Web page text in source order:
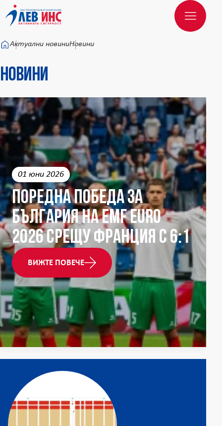
Към основното съдържание
Актуални новиниНовини
Новини
01 юни 2026
Поредна победа за
България на EMF EURO
2026 срещу Франция с 6:1
ВИЖТЕ ПОВЕЧЕ